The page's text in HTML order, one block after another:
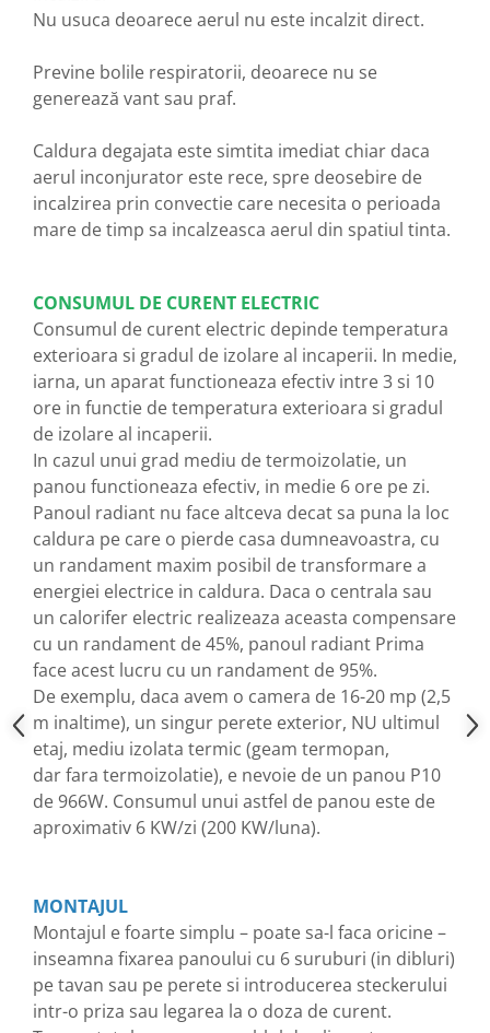
Nu usuca deoarece aerul nu este incalzit direct.
Previne bolile respiratorii, deoarece nu se
generează vant sau praf.
Caldura degajata este simtita imediat chiar daca
aerul inconjurator este rece, spre deosebire de
incalzirea prin convectie care necesita o perioada
mare de timp sa incalzeasca aerul din spatiul tinta.
CONSUMUL DE CURENT ELECTRIC
Consumul de curent electric depinde temperatura
exterioara si gradul de izolare al incaperii. In medie,
iarna, un aparat functioneaza efectiv intre 3 si 10
ore in functie de temperatura exterioara si gradul
de izolare al incaperii.
In cazul unui grad mediu de termoizolatie, un
panou functioneaza efectiv, in medie 6 ore pe zi.
Panoul radiant nu face altceva decat sa puna la loc
caldura pe care o pierde casa dumneavoastra, cu
un randament maxim posibil de transformare a
energiei electrice in caldura. Daca o centrala sau
un calorifer electric realizeaza aceasta compensare
cu un randament de 45%, panoul radiant Prima
face acest lucru cu un randament de 95%.
De exemplu, daca avem o camera de 16-20 mp (2,5
m inaltime), un singur perete exterior, NU ultimul
etaj, mediu izolata termic (geam termopan,
dar fara termoizolatie), e nevoie de un panou P10
de 966W. Consumul unui astfel de panou este de
aproximativ 6 KW/zi (200 KW/luna).
MONTAJUL
Montajul e foarte simplu – poate sa-l faca oricine –
inseamna fixarea panoului cu 6 suruburi (in dibluri)
pe tavan sau pe perete si introducerea steckerului
intr-o priza sau legarea la o doza de curent.